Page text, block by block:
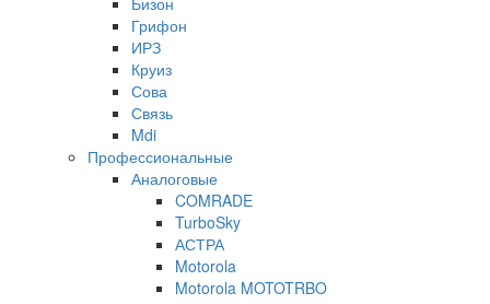
Грифон
ИРЗ
Круиз
Сова
Связь
Mdi
Профессиональные
Аналоговые
COMRADE
TurboSky
АСТРА
Motorola
Motorola MOTOTRBO